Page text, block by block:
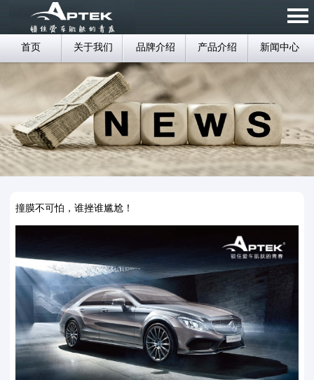
首页 关于我们 品牌介绍 产品介绍 新闻中心
撞膜不可怕，谁挫谁尴尬！